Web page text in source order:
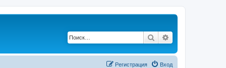
Поиск
Вход
Регистрация